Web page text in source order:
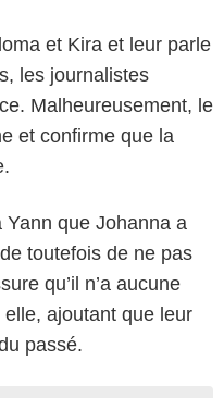
et Kira et leur parle
les journalistes
Malheureusement, le
et confirme que la
que Johanna a
toutefois de ne pas
qu’il n’a aucune
ajoutant que leur
passé.